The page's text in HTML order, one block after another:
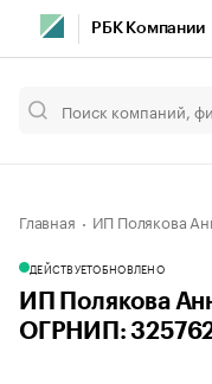
РБК Компании
Главная ИП Полякова
ДЕЙСТВУЕТОБНОВЛЕНО
ИП Полякова
ОГРНИП: